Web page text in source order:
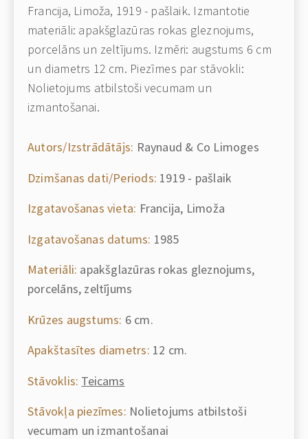
Francija, Limoža, 1919 - pašlaik. Izmantotie
materiāli: apakšglazūras rokas gleznojums,
porcelāns un zeltījums. Izmēri: augstums 6 cm
un diametrs 12 cm. Piezīmes par stāvokli:
Nolietojums atbilstoši vecumam un
izmantošanai.
Autors/Izstrādātājs: Raynaud & Co Limoges
Dzimšanas dati/Periods: 1919 - pašlaik
Izgatavošanas vieta: Francija, Limoža
Izgatavošanas datums: 1985
Materiāli: apakšglazūras rokas gleznojums,
porcelāns, zeltījums
Krūzes augstums: 6 cm.
Apakštasītes diametrs: 12 cm.
Stāvoklis: Teicams
Stāvokļa piezīmes: Nolietojums atbilstoši
vecumam un izmantošanai